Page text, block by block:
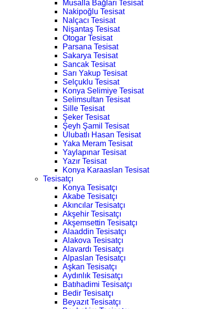
Musalla Bağları Tesisat
Nakipoğlu Tesisat
Nalçacı Tesisat
Nişantaş Tesisat
Otogar Tesisat
Parsana Tesisat
Sakarya Tesisat
Sancak Tesisat
Sarı Yakup Tesisat
Selçuklu Tesisat
Konya Selimiye Tesisat
Selimsultan Tesisat
Sille Tesisat
Şeker Tesisat
Şeyh Şamil Tesisat
Ulubatlı Hasan Tesisat
Yaka Meram Tesisat
Yaylapınar Tesisat
Yazır Tesisat
Konya Karaaslan Tesisat
Tesisatçı
Konya Tesisatçı
Akabe Tesisatçı
Akıncılar Tesisatçı
Akşehir Tesisatçı
Akşemsettin Tesisatçı
Alaaddin Tesisatçı
Alakova Tesisatçı
Alavardı Tesisatçı
Alpaslan Tesisatçı
Aşkan Tesisatçı
Aydınlık Tesisatçı
Batıhadimi Tesisatçı
Bedir Tesisatçı
Beyazıt Tesisatçı